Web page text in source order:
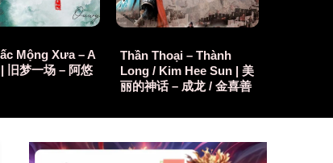
著弦
yòushǒu tán zhe xián
的水间
chuān de shuǐ jiàn
朵红莲
kāi chū yī duǒ hóng lián
Mộng Xưa – A
旧梦一场 – 阿悠
Thần Thoại – Thành
Long / Kim Hee Sun | 美
丽的神话 – 成龙 / 金喜善